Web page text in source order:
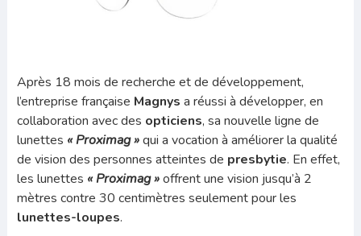
Après 18 mois de recherche et de développement,
l’entreprise française Magnys a réussi à développer, en
collaboration avec des opticiens, sa nouvelle ligne de
lunettes « Proximag »qui a vocation à améliorer la qualité
de vision des personnes atteintes de presbytie. En effet,
les lunettes « Proximag »offrent une vision jusqu’à 2
mètres contre 30 centimètres seulement pour les
lunettes-loupes.